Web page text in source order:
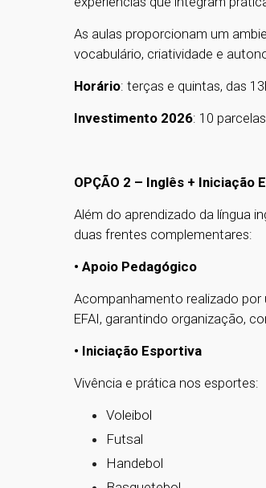
As aulas proporcionam um
vocabulário, criatividade e
Horário: terças e quintas, das
Investimento 2026: 10
OPÇÃO 2 – Inglês + Iniciação
Além do aprendizado da língua
duas frentes complementares:
• Apoio Pedagógico
Acompanhamento realizado
EFAI, garantindo organização,
• Iniciação Esportiva
Vivência e prática nos esportes:
Voleibol
Futsal
Handebol